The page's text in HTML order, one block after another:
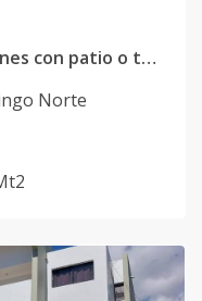
Apartamentos de 3 habitaciones con patio o terraza privada desde US$123,000
Norte